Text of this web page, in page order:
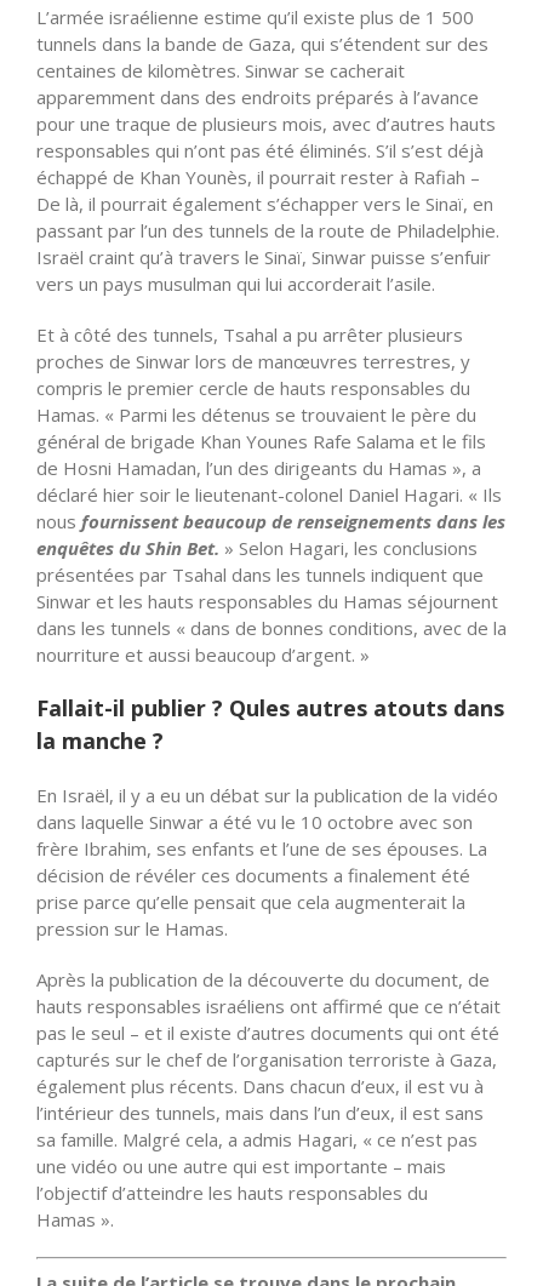
L’armée israélienne estime qu’il existe plus de 1 500
tunnels dans la bande de Gaza, qui s’étendent sur des
centaines de kilomètres. Sinwar se cacherait
apparemment dans des endroits préparés à l’avance
pour une traque de plusieurs mois, avec d’autres hauts
responsables qui n’ont pas été éliminés. S’il s’est déjà
échappé de Khan Younès, il pourrait rester à Rafiah –
De là, il pourrait également s’échapper vers le Sinaï, en
passant par l’un des tunnels de la route de Philadelphie.
Israël craint qu’à travers le Sinaï, Sinwar puisse s’enfuir
vers un pays musulman qui lui accorderait l’asile.
Et à côté des tunnels, Tsahal a pu arrêter plusieurs
proches de Sinwar lors de manœuvres terrestres, y
compris le premier cercle de hauts responsables du
Hamas. « Parmi les détenus se trouvaient le père du
général de brigade Khan Younes Rafe Salama et le fils
de Hosni Hamadan, l’un des dirigeants du Hamas », a
déclaré hier soir le lieutenant-colonel Daniel Hagari. « Ils
nous fournissent beaucoup de renseignements dans les
enquêtes du Shin Bet. » Selon Hagari, les conclusions
présentées par Tsahal dans les tunnels indiquent que
Sinwar et les hauts responsables du Hamas séjournent
dans les tunnels « dans de bonnes conditions, avec de la
nourriture et aussi beaucoup d’argent. »
Fallait-il publier ? Qules autres atouts dans
la manche ?
En Israël, il y a eu un débat sur la publication de la vidéo
dans laquelle Sinwar a été vu le 10 octobre avec son
frère Ibrahim, ses enfants et l’une de ses épouses. La
décision de révéler ces documents a finalement été
prise parce qu’elle pensait que cela augmenterait la
pression sur le Hamas.
Après la publication de la découverte du document, de
hauts responsables israéliens ont affirmé que ce n’était
pas le seul – et il existe d’autres documents qui ont été
capturés sur le chef de l’organisation terroriste à Gaza,
également plus récents. Dans chacun d’eux, il est vu à
l’intérieur des tunnels, mais dans l’un d’eux, il est sans
sa famille. Malgré cela, a admis Hagari, « ce n’est pas
une vidéo ou une autre qui est importante – mais
l’objectif d’atteindre les hauts responsables du
Hamas ».